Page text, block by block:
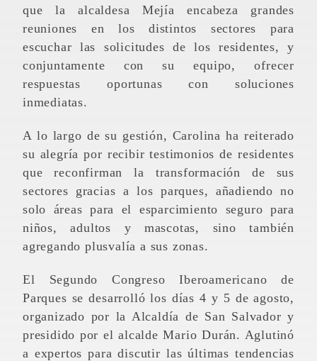
que la alcaldesa Mejía encabeza grandes
reuniones en los distintos sectores para
escuchar las solicitudes de los residentes, y
conjuntamente con su equipo, ofrecer
respuestas oportunas con soluciones
inmediatas.
A lo largo de su gestión, Carolina ha reiterado
su alegría por recibir testimonios de residentes
que reconfirman la transformación de sus
sectores gracias a los parques, añadiendo no
solo áreas para el esparcimiento seguro para
niños, adultos y mascotas, sino también
agregando plusvalía a sus zonas.
El Segundo Congreso Iberoamericano de
Parques se desarrolló los días 4 y 5 de agosto,
organizado por la Alcaldía de San Salvador y
presidido por el alcalde Mario Durán. Aglutinó
a expertos para discutir las últimas tendencias